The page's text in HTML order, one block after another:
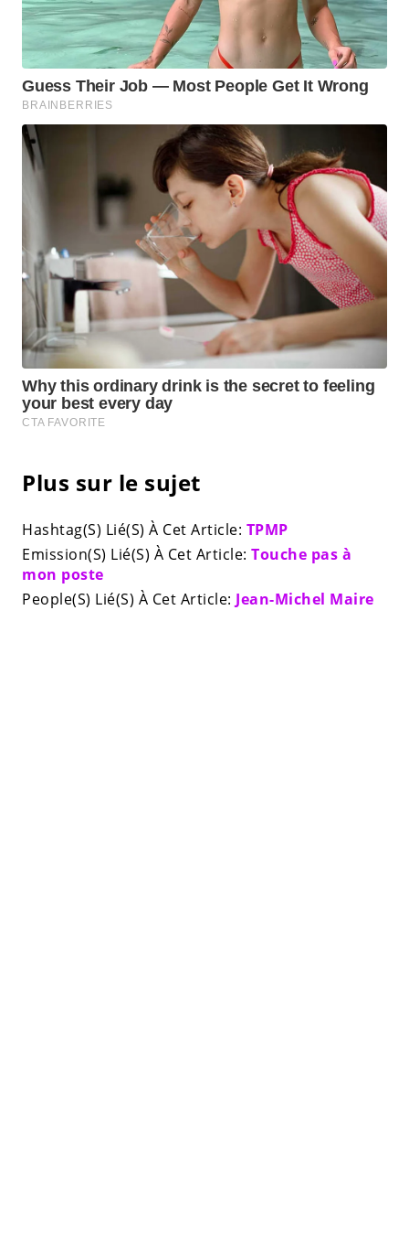
Plus sur le sujet
Hashtag(S) Lié(S) À Cet Article: TPMP
Emission(S) Lié(S) À Cet Article: Touche pas à
mon poste
People(S) Lié(S) À Cet Article: Jean-Michel Maire